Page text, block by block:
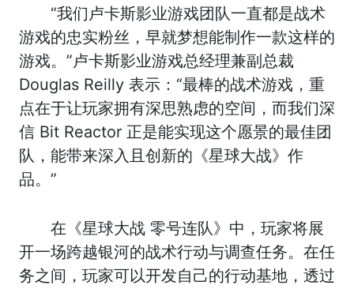
“我们卢卡斯影业游戏团队一直都是战术
游戏的忠实粉丝，早就梦想能制作一款这样的
游戏。”卢卡斯影业游戏总经理兼副总裁
Douglas Reilly 表示：“最棒的战术游戏，重
点在于让玩家拥有深思熟虑的空间，而我们深
信 Bit Reactor 正是能实现这个愿景的最佳团
队，能带来深入且创新的《星球大战》作
品。”
在《星球大战 零号连队》中，玩家将展
开一场跨越银河的战术行动与调查任务。在任
务之间，玩家可以开发自己的行动基地，透过